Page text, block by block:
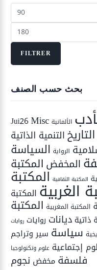
Prix
min
Prix
max
FILTRER
بحث حسب الصنف
Jui26Misc الألمانية
التاريخ التنمية الذاتية
الرواية السياسة
المخفض المكتبة
المكتبة الثقافية المكتبة
الغربية المكتبة
المكتبة المغربية المكتبة
ذاتية ديانات روايات روايات
سياسة سير وتراجم
إجتماعية علوم وتكنولوجيا
فلسفة مخفض نجوم